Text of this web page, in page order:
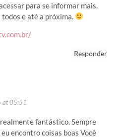
para se informar mais.
e até a próxima.
Responder
05:51
fantástico. Sempre
encontro coisas boas Você